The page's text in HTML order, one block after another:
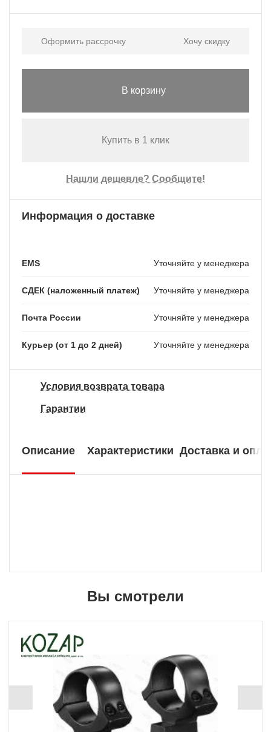
Оформить рассрочку Хочу скидку
В корзину
Купить в 1 клик
Нашли дешевле? Сообщите!
Информация о доставке
EMS Уточняйте у менеджера
СДЕК (наложенный платеж) Уточняйте у менеджера
Почта России Уточняйте у менеджера
Курьер (от 1 до 2 дней) Уточняйте у менеджера
Условия возврата товара
Гарантии
Описание Характеристики Доставка и
Вы смотрели